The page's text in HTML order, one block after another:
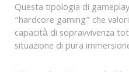
Questa tipologia di
“hardcore gaming” che
capacità di sopravvivenza
situazione di pura